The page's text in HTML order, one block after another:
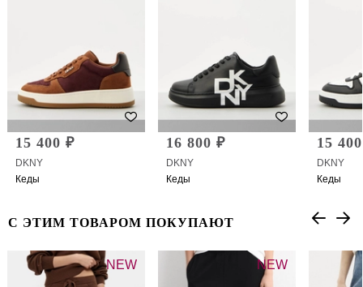
15 400 ₽
DKNY
Кеды
16 800 ₽
DKNY
Кеды
15
DKNY
Кеды
С ЭТИМ ТОВАРОМ ПОКУПАЮТ
NEW NEW